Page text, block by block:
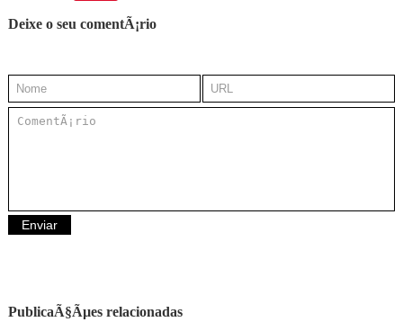
Deixe o seu comentÃ¡rio
PublicaÃ§Ãµes relacionadas